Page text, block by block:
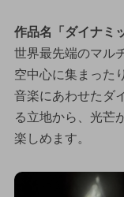
作品名「ダイナミ
世界最先端のマル
空中心に集まった
音楽にあわせたダ
る立地から、光芒
楽しめます。